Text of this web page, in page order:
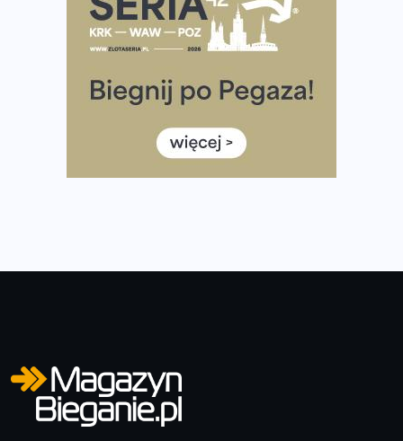
Rozbiegany Olsztyn szykuje się na weekend z
Już w tę sobotę 35. Bieg Powstania Warszawskiego.
Wystartuje rekordowa liczba uczestników
35. Bieg Powstania Warszawskiego – praktyczny
poradnik przed startem